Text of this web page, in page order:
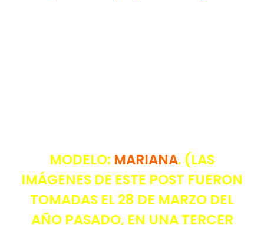
MODELO: MARIANA. (LAS
IMÁGENES DE ESTE POST FUERON
TOMADAS EL 28 DE MARZO DEL
AÑO PASADO, EN UNA TERCER